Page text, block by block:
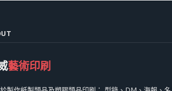
藝術印刷